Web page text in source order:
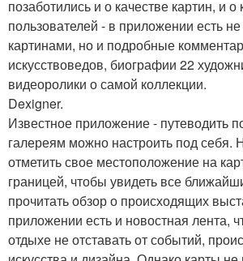
позаботились и о качестве картин, и о
пользователей - в приложении есть
картинами, но и подробные
искусствоведов, биографии 22
видеоролики о самой коллекции.
Dexigner.
Известное приложение - путеводить
галереям можно настроить под себя.
отметить свое местоположение на
границей, чтобы увидеть все
прочитать обзор о происходящих
приложении есть и новостная лента,
отдыхе не отставать от событий,